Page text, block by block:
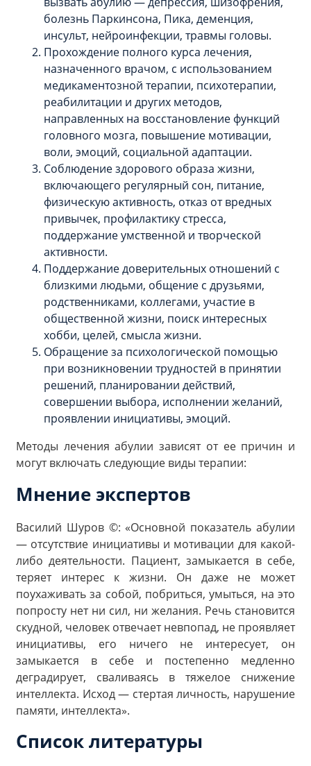
болезнь Паркинсона, Пика, деменция,
инсульт, нейроинфекции, травмы головы.
Прохождение полного курса лечения,
назначенного врачом, с использованием
медикаментозной терапии, психотерапии,
реабилитации и других методов,
направленных на восстановление функций
головного мозга, повышение мотивации,
воли, эмоций, социальной адаптации.
Соблюдение здорового образа жизни,
включающего регулярный сон, питание,
физическую активность, отказ от вредных
привычек, профилактику стресса,
поддержание умственной и творческой
активности.
Поддержание доверительных отношений с
близкими людьми, общение с друзьями,
родственниками, коллегами, участие в
общественной жизни, поиск интересных
хобби, целей, смысла жизни.
Обращение за психологической помощью
при возникновении трудностей в принятии
решений, планировании действий,
совершении выбора, исполнении желаний,
проявлении инициативы, эмоций.
Методы лечения абулии зависят от ее причин и
могут включать следующие виды терапии:
Мнение экспертов
Василий Шуров ©: «Основной показатель абулии
— отсутствие инициативы и мотивации для какой-
либо деятельности. Пациент, замыкается в себе,
теряет интерес к жизни. Он даже не может
поухаживать за собой, побриться, умыться, на это
попросту нет ни сил, ни желания. Речь становится
скудной, человек отвечает невпопад, не проявляет
инициативы, его ничего не интересует, он
замыкается в себе и постепенно медленно
деградирует, сваливаясь в тяжелое снижение
интеллекта. Исход — стертая личность, нарушение
памяти, интеллекта».
Список литературы